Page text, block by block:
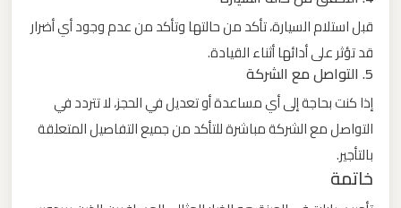
قبل استلام السيارة، تأكد من حالتها وتأكد من عدم وجود أي أضرار
قد تؤثر على أدائها أثناء القيادة.
5. التواصل مع الشركة
إذا كنت بحاجة إلى أي مساعدة أو تعديل في الحجز، لا تتردد في
التواصل مع الشركة مباشرة للتأكد من جميع التفاصيل المتعلقة
بالتأجير.
خاتمة
ليموزين
مطار
القاهرة
اسكندرية